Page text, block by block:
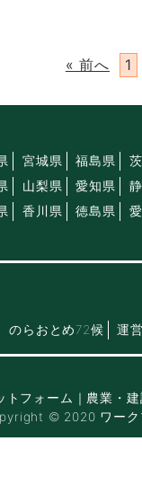
« 前へ 1
宮城県 福島県
山梨県 愛知県
香川県 徳島県
のらおとめ72候 運
トフォーム｜農業・
© 2020 ワーク